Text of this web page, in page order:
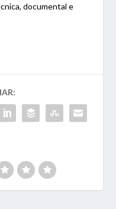
documental e